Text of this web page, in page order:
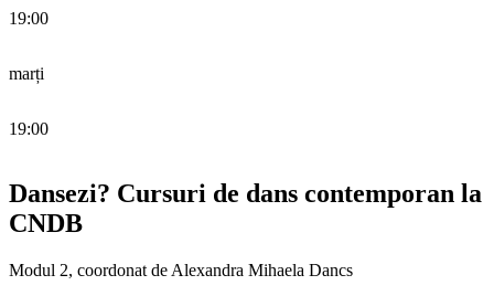
19:00
marți
19:00
Dansezi? Cursuri de dans contemporan la
CNDB
Modul 2, coordonat de Alexandra Mihaela Dancs